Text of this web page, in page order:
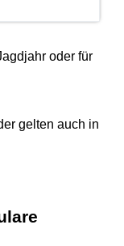
oder für
gelten auch in